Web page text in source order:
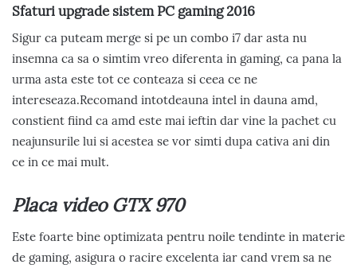
Sfaturi upgrade sistem PC gaming 2016
Sigur ca puteam merge si pe un combo i7 dar asta nu
insemna ca sa o simtim vreo diferenta in gaming, ca pana la
urma asta este tot ce conteaza si ceea ce ne
intereseaza.Recomand intotdeauna intel in dauna amd,
constient fiind ca amd este mai ieftin dar vine la pachet cu
neajunsurile lui si acestea se vor simti dupa cativa ani din
ce in ce mai mult.
Placa video GTX 970
Este foarte bine optimizata pentru noile tendinte in materie
de gaming, asigura o racire excelenta iar cand vrem sa ne